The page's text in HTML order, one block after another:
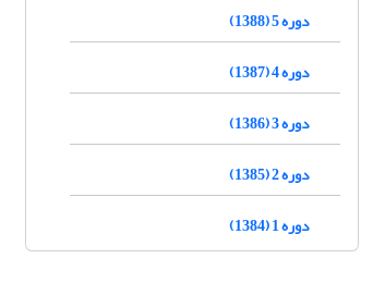
دوره 5 (1388)
دوره 4 (1387)
دوره 3 (1386)
دوره 2 (1385)
دوره 1 (1384)